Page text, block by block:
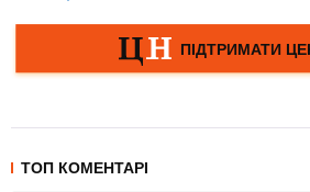
ТОП КОМЕНТАРІ